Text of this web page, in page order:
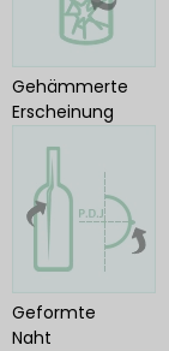
Gehämmerte
Erscheinung
Geformte
Naht